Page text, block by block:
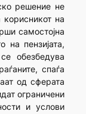
решение не
на
самостојна
на пензијата,
обезбедува
спаѓа
од сферата
ограничени
и услови